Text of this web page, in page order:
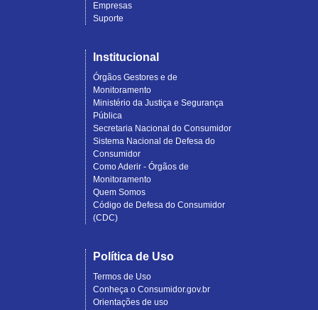
Empresas
Suporte
Institucional
Órgãos Gestores e de
Monitoramento
Ministério da Justiça e Segurança
Pública
Secretaria Nacional do Consumidor
Sistema Nacional de Defesa do
Consumidor
Como Aderir - Órgãos de
Monitoramento
Quem Somos
Código de Defesa do Consumidor
(CDC)
Política de Uso
Termos de Uso
Conheça o Consumidor.gov.br
Orientações de uso